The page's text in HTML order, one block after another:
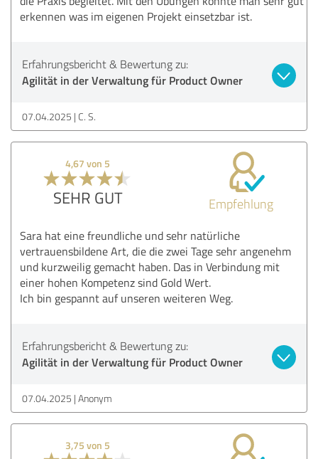
erkennen was im eigenen Projekt einsetzbar ist.
Erfahrungsbericht & Bewertung zu:
Agilität in der Verwaltung für Product Owner
07.04.2025 C. S.
4,67 von 5
SEHR GUT Empfehlung
Sara hat eine freundliche und sehr natürliche
vertrauensbildene Art, die die zwei Tage sehr angenehm
und kurzweilig gemacht haben. Das in Verbindung mit
einer hohen Kompetenz sind Gold Wert.
Ich bin gespannt auf unseren weiteren Weg.
Erfahrungsbericht & Bewertung zu:
Agilität in der Verwaltung für Product Owner
07.04.2025 Anonym
3,75 von 5